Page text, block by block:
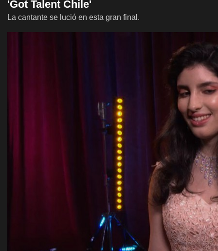
'Got Talent Chile'
La cantante se lució en esta gran final.